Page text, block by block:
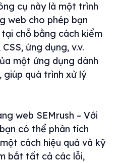
cụ này là một trình
web cho phép bạn
tại chỗ bằng cách kiểm
ứng dụng, v.v.
một ứng dụng dành
giúp quá trình xử lý
web SEMrush – Với
có thể phân tích
cách hiệu quả và kỹ
bắt tất cả các lỗi,